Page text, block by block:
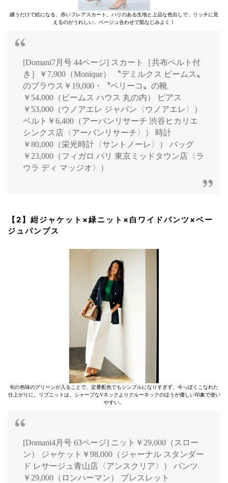
纏うだけで絵になる、赤いフレアスカート。ハリのある生地と上品な色出しで、リッチに見
えるのがうれしい。ベージュ合わせで肌なじみよく！
[Domani7月号 44ページ] スカート［共布ベルト付
き］￥7,900（Monique） 〝デミルクス ビームス〟
のブラウス￥19,000・〝ペリーコ〟の靴
￥54,000（ビームス ハウス 丸の内） ピアス
￥53,000（ウノアエレ ジャパン〈ウノアエレ〉）
ベルト￥6,400（アーバンリサーチ 渋谷ヒカリエ
シンクス店〈アーバンリサーチ〉） 時計
￥80,000（栄光時計〈サントノーレ〉） バッグ
￥23,000（フィガロ パリ 東京ミッドタウン店〈ラ
ウラ ディ マッジオ〉）
【2】紺ジャケット×緑ニット×白ワイドパンツ×ベー
ジュパンプス
旬の色味のグリーンが入ることで、定番配色でもシンプルになりすぎず、今っぽくこなれた
仕上がりに。リブニットは、シャープなVネックよりクルーネックのほうが優しい印象で使い
やすい。
[Domani4月号 63ページ] ニット￥29,000（スロー
ン） ジャケット￥98,000（ジャーナル スタンダー
ド レサージュ青山店〈アンスクリア〉） パンツ
￥29,000（ロンハーマン） ブレスレット